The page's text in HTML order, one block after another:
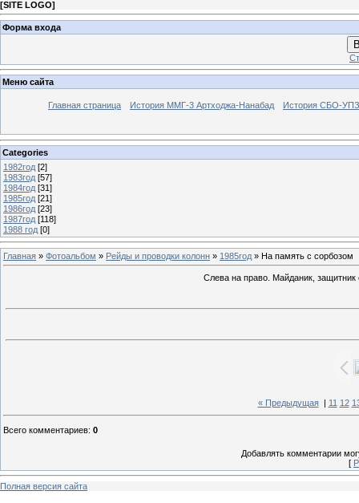
[SITE LOGO]
Форма входа
Меню сайта
Главная страница История ММГ-3 Артходжа-Нанабад История СБО-УПЗ
Categories
1982год [2]
1983год [57]
1984год [31]
1985год [21]
1986год [23]
1987год [118]
1988 год [0]
Главная » Фотоальбом » Рейды и проводки колонн » 1985год » На память с сорбозом
Слева на право. Майданик, защитник
« Предыдущая| 11 12
Всего комментариев: 0
Добавлять комментарии
[
Полная версия сайта